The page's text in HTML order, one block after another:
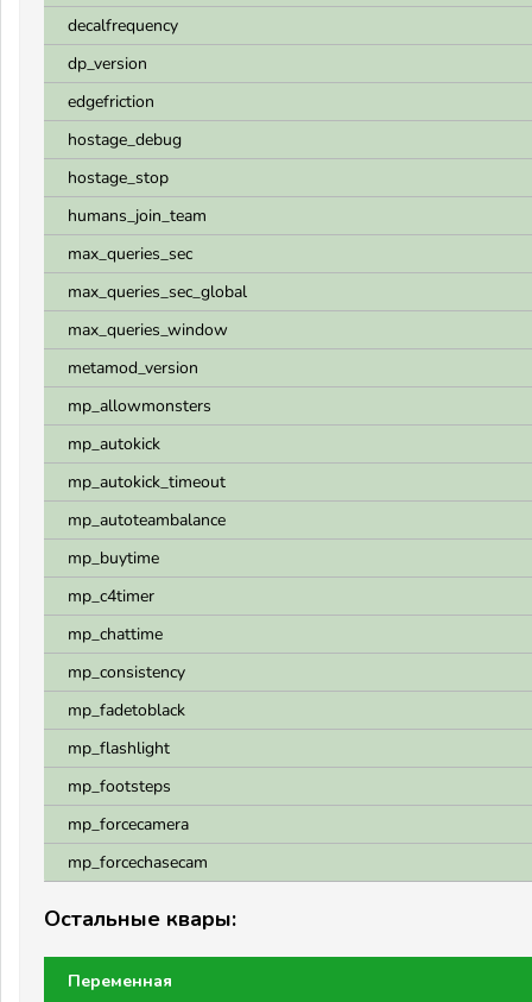
decalfrequency
dp_version
edgefriction
hostage_debug
hostage_stop
humans_join_team
max_queries_sec
max_queries_sec_global
max_queries_window
metamod_version
mp_allowmonsters
mp_autokick
mp_autokick_timeout
mp_autoteambalance
mp_buytime
mp_c4timer
mp_chattime
mp_consistency
mp_fadetoblack
mp_flashlight
mp_footsteps
mp_forcecamera
mp_forcechasecam
Остальные квары:
Переменная